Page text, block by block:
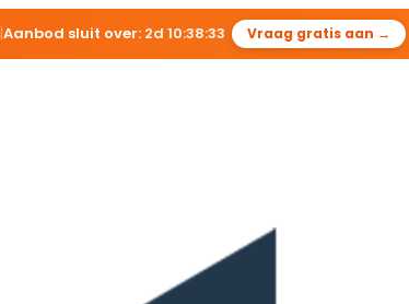
|Aanbod sluit over: 2d 10:38:32 Vraag gratis aan →